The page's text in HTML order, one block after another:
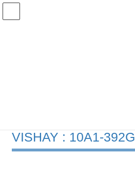
コ
ナ
VISHAY : 10A1-392G